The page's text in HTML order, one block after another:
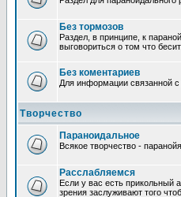
Без тормозов
Раздел, в принципе, к
выговориться о том что бесит.
Без коментариев
Для информации связанной
Творчество
Параноидальное
Всякое творчество - паранойя.
Расслабляемся
Если у вас есть прикольный
зрения заслуживают того